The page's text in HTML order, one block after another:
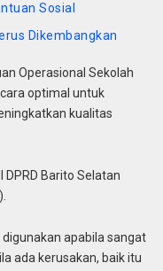
Sosial
Dikembangkan
Operasional Sekolah
optimal untuk
kualitas
DPRD Barito Selatan
apabila sangat
ada kerusakan, baik itu